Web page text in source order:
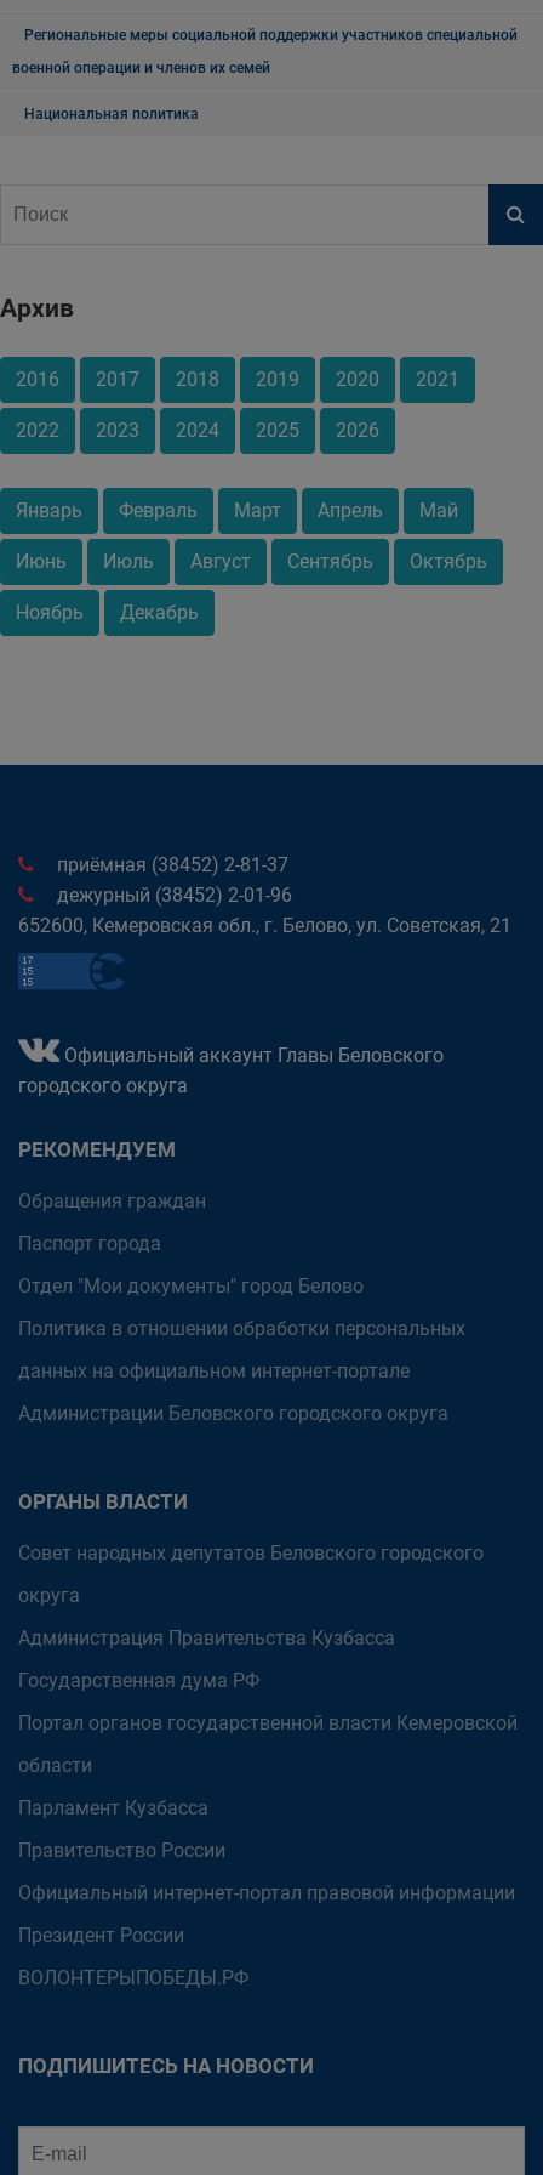
Региональные меры социальной поддержки участников специальной
военной операции и членов их семей
Национальная политика
Архив
2016 2017 2018 2019 2020 2021
2022 2023 2024 2025 2026
Январь Февраль Март Апрель Май
Июнь Июль Август Сентябрь Октябрь
Ноябрь Декабрь
приёмная (38452) 2-81-37
дежурный (38452) 2-01-96
652600, Кемеровская обл., г. Белово, ул. Советская, 21
Официальный аккаунт Главы Беловского
городского округа
РЕКОМЕНДУЕМ
Обращения граждан
Паспорт города
Отдел "Мои документы" город Белово
Политика в отношении обработки персональных
данных на официальном интернет-портале
Администрации Беловского городского округа
ОРГАНЫ ВЛАСТИ
Совет народных депутатов Беловского городского
округа
Администрация Правительства Кузбасса
Государственная дума РФ
Портал органов государственной власти Кемеровской
области
Парламент Кузбасса
Правительство России
Официальный интернет-портал правовой информации
Президент России
ВОЛОНТЕРЫПОБЕДЫ.РФ
ПОДПИШИТЕСЬ НА НОВОСТИ